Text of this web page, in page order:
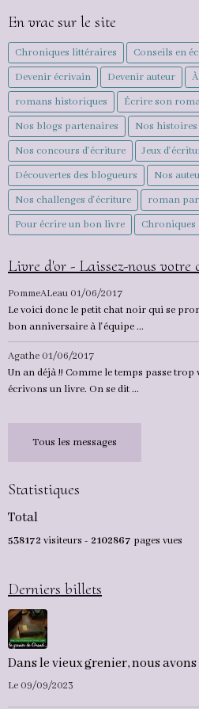
En vrac sur le site
Chroniques littéraires Conseils en
Devenir écrivain
Devenir auteur
romans historiques
Écrire son
Nos blogs partenaires
Nos histoires
Nos concours d'écriture
Jeux
Découvertes des blogueurs
Nos
Nos challenges d'écriture
roman
Pour écrire un bon livre
Livre d'or - Laissez-nous votre
PommeALeau 01/06/2017
Le voici donc le petit chat noir qui se
bon anniversaire à l'équipe ...
Agathe 01/06/2017
Un an déjà !! Comme le temps passe
écrivons un livre. On se dit ...
Tous les messages
Statistiques
Total
538172 visiteurs - 2102867 pages vues
Derniers billets
Dans le vieux grenier, nous
Le 09/09/2023